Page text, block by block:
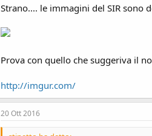
Strano.... le immagini del SIR sono
Prova con quello che suggeriva il
http://imgur.com/
20 Ott 2016